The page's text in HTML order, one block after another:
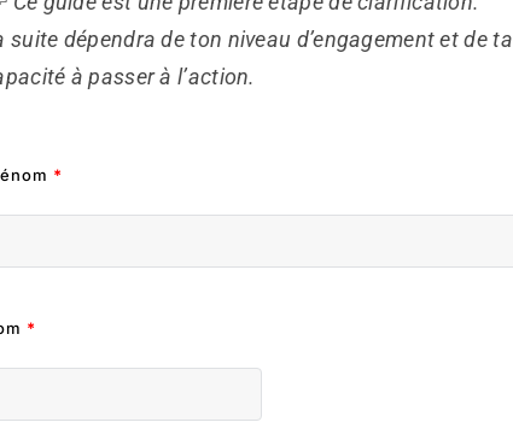
suite dépendra de ton niveau d’engagement et de ta
à passer à l’action.
*
*